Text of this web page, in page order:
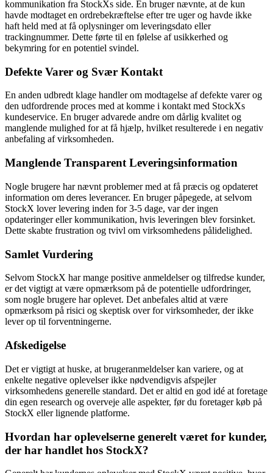
kommunikation fra StockXs side. En bruger nævnte, at de kun
havde modtaget en ordrebekræftelse efter tre uger og havde ikke
haft held med at få oplysninger om leveringsdato eller
trackingnummer. Dette førte til en følelse af usikkerhed og
bekymring for en potentiel svindel.
Defekte Varer og Svær Kontakt
En anden udbredt klage handler om modtagelse af defekte varer og
den udfordrende proces med at komme i kontakt med StockXs
kundeservice. En bruger advarede andre om dårlig kvalitet og
manglende mulighed for at få hjælp, hvilket resulterede i en negativ
anbefaling af virksomheden.
Manglende Transparent Leveringsinformation
Nogle brugere har nævnt problemer med at få præcis og opdateret
information om deres leverancer. En bruger påpegede, at selvom
StockX lover levering inden for 3-5 dage, var der ingen
opdateringer eller kommunikation, hvis leveringen blev forsinket.
Dette skabte frustration og tvivl om virksomhedens pålidelighed.
Samlet Vurdering
Selvom StockX har mange positive anmeldelser og tilfredse kunder,
er det vigtigt at være opmærksom på de potentielle udfordringer,
som nogle brugere har oplevet. Det anbefales altid at være
opmærksom på risici og skeptisk over for virksomheder, der ikke
lever op til forventningerne.
Afskedigelse
Det er vigtigt at huske, at brugeranmeldelser kan variere, og at
enkelte negative oplevelser ikke nødvendigvis afspejler
virksomhedens generelle standard. Det er altid en god idé at foretage
din egen research og overveje alle aspekter, før du foretager køb på
StockX eller lignende platforme.
Hvordan har oplevelserne generelt været for kunder,
der har handlet hos StockX?